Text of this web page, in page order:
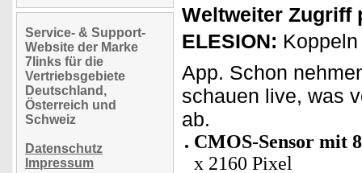
Service- & Support-
Website der Marke
7links für die
Vertriebsgebiete
Deutschland,
Österreich und
Schweiz
Datenschutz
Impressum
Weltweiter Zugriff
ELESION:
App. Schon
schauen live, was
ab.
CMOS-Sensor mit
x 2160 Pixel